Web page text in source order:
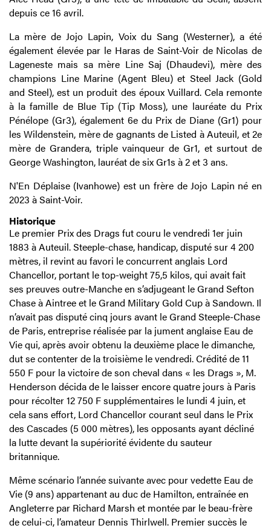
depuis ce 16 avril.
La mère de Jojo Lapin, Voix du Sang (Westerner), a été
également élevée par le Haras de Saint-Voir de Nicolas de
Lageneste mais sa mère Line Saj (Dhaudevi), mère des
champions Line Marine (Agent Bleu) et Steel Jack (Gold
and Steel), est un produit des époux Vuillard. Cela remonte
à la famille de Blue Tip (Tip Moss), une lauréate du Prix
Pénélope (Gr3), également 6e du Prix de Diane (Gr1) pour
les Wildenstein, mère de gagnants de Listed à Auteuil, et 2e
mère de Grandera, triple vainqueur de Gr1, et surtout de
George Washington, lauréat de six Gr1s à 2 et 3 ans.
N'En Déplaise (Ivanhowe) est un frère de Jojo Lapin né en
2023 à Saint-Voir.
Historique
Le premier Prix des Drags fut couru le vendredi 1er juin
1883 à Auteuil. Steeple-chase, handicap, disputé sur 4 200
mètres, il revint au favori le concurrent anglais Lord
Chancellor, portant le top-weight 75,5 kilos, qui avait fait
ses preuves outre-Manche en s’adjugeant le Grand Sefton
Chase à Aintree et le Grand Military Gold Cup à Sandown. Il
n’avait pas disputé cinq jours avant le Grand Steeple-Chase
de Paris, entreprise réalisée par la jument anglaise Eau de
Vie qui, après avoir obtenu la deuxième place le dimanche,
dut se contenter de la troisième le vendredi. Crédité de 11
550 F pour la victoire de son cheval dans « les Drags », M.
Henderson décida de le laisser encore quatre jours à Paris
pour récolter 12 750 F supplémentaires le lundi 4 juin, et
cela sans effort, Lord Chancellor courant seul dans le Prix
des Cascades (5 000 mètres), les opposants ayant décliné
la lutte devant la supériorité évidente du sauteur
britannique.
Même scénario l’année suivante avec pour vedette Eau de
Vie (9 ans) appartenant au duc de Hamilton, entraînée en
Angleterre par Richard Marsh et montée par le beau-frère
de celui-ci, l’amateur Dennis Thirlwell. Premier succès le